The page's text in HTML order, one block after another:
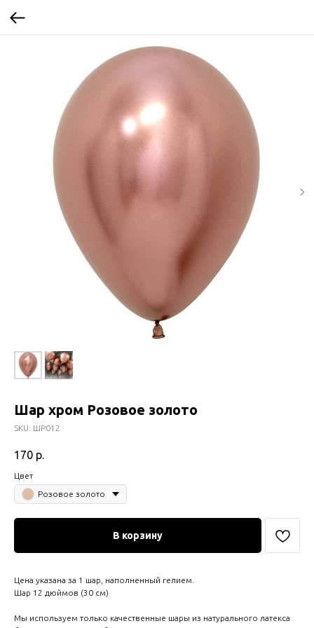
Шар хром Розовое золото
SKU: ШР012
170 р.
Цвет
Розовое золото
В корзину
Цена указана за 1 шар, наполненный гелием.
Шар 12 дюймов (30 см)
Мы используем только качественные шары из натурального латекса